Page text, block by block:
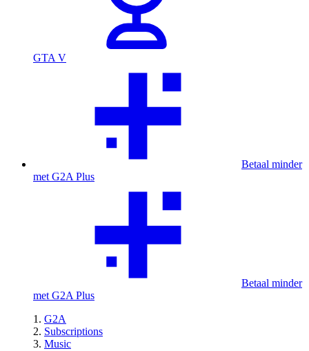
GTA V
Betaal minder
met G2A Plus
Betaal minder
met G2A Plus
G2A
Subscriptions
Music